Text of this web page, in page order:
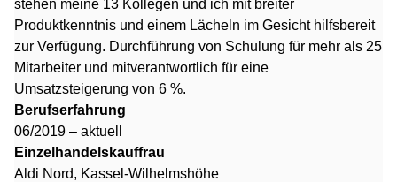
stehen meine 13 Kollegen und ich mit breiter
Produktkenntnis und einem Lächeln im Gesicht hilfsbereit
zur Verfügung. Durchführung von Schulung für mehr als 25
Mitarbeiter und mitverantwortlich für eine
Umsatzsteigerung von 6 %.
Berufserfahrung
06/2019 – aktuell
Einzelhandelskauffrau
Aldi Nord, Kassel-Wilhelmshöhe